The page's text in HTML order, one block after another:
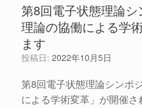
第8回電子状態理論
理論の協働による学
ます
投稿日: 2022年10月5日
第8回電子状態理論シンポ
による学術変革」が開催さ